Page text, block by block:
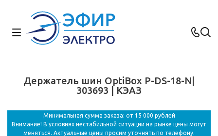
Держатель шин OptiBox P-DS-18-N|
303693 | КЭАЗ
Минимальная сумма заказа: от 15 000 рублей
Внимание! В условиях нестабильной ситуации на рынке цены могут
меняться. Актуальные цены просим уточнять по телефону.